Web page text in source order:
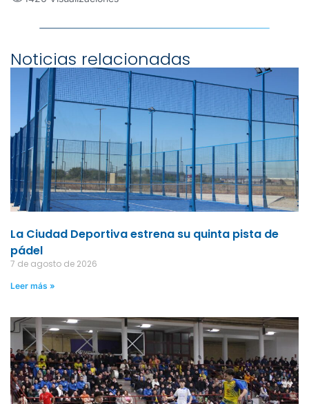
Noticias relacionadas
La Ciudad Deportiva estrena su quinta pista de
pádel
7 de agosto de 2026
Leer más »